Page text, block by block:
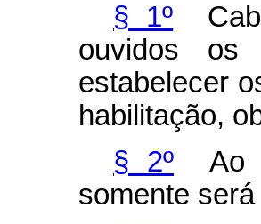
§ 1º
ouvidos os
estabelecer
habilitação,
§ 2º Ao
somente